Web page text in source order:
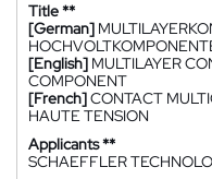
Title **
[German]
[English] MULTILAYER
COMPONENT
[French]CONTACT
HAUTE TENSION
Applicants **
SCHAEFFLER